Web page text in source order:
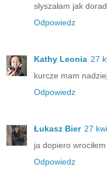
słyszałam jak
Odpowiedz
Kathy Leonia 27
kurcze mam
Odpowiedz
Łukasz Bier 27
ja dopiero
Odpowiedz